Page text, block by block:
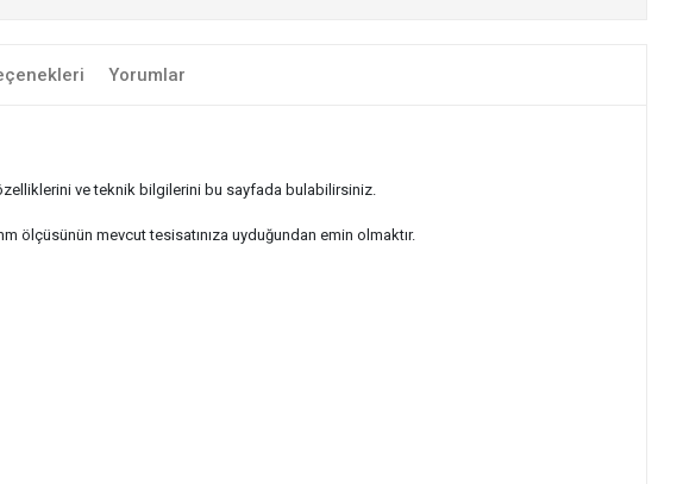
Yorumlar
ve teknik bilgilerini bu sayfada bulabilirsiniz.
ölçüsünün mevcut tesisatınıza uyduğundan emin olmaktır.